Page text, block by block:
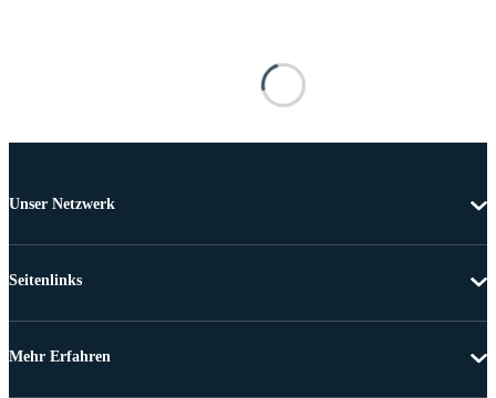
Unser Netzwerk
Seitenlinks
Mehr Erfahren